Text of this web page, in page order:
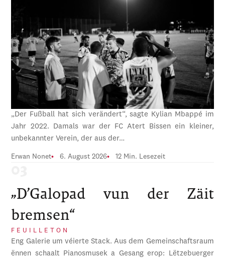
„Der Fußball hat sich verändert“, sagte Kylian Mbappé im
Jahr 2022. Damals war der FC Atert Bissen ein kleiner,
unbekannter Verein, der aus der…
Erwan Nonet 6. August 2026 12 Min. Lesezeit
„D’Galopad vun der Zäit
bremsen“
FEUILLETON
Eng Galerie um véierte Stack. Aus dem Gemeinschaftsraum
ënnen schaalt Pianosmusek a Gesang erop: Lëtzebuerger